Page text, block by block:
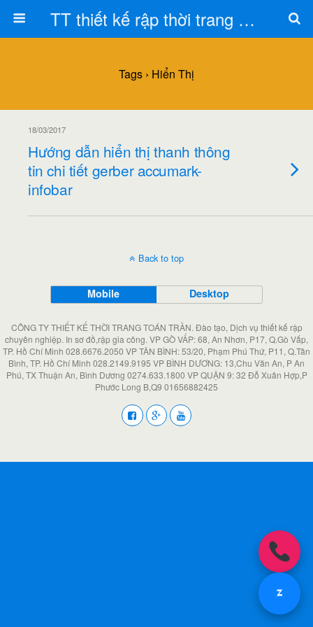
TT thiết kế rập thời trang Toán Trần
Tags › Hiển Thị
18/03/2017
Hướng dẫn hiển thị thanh thông
tin chi tiết gerber accumark-
infobar
Back to top
Mobile Desktop
CÔNG TY THIẾT KẾ THỜI TRANG TOÁN TRẦN. Đào tạo, Dịch vụ thiết kế rập
chuyên nghiệp. In sơ đồ,rập gia công. VP GÒ VẤP: 68, An Nhơn, P17, Q.Gò Vấp,
TP. Hồ Chí Minh 028.6676.2050 VP TÂN BÌNH: 53/20, Phạm Phú Thứ, P11, Q.Tân
Bình, TP. Hồ Chí Minh 028.2149.9195 VP BÌNH DƯƠNG: 13,Chu Văn An, P An
Phú, TX Thuận An, Bình Dương 0274.633.1800 VP QUẬN 9: 32 Đỗ Xuân Hợp,P
Phước Long B,Q9 01656882425